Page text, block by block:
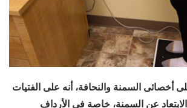
أخصائى السمنة والنحافة، أنه على الفتيات
عن السمنة، خاصة فى الأرداف